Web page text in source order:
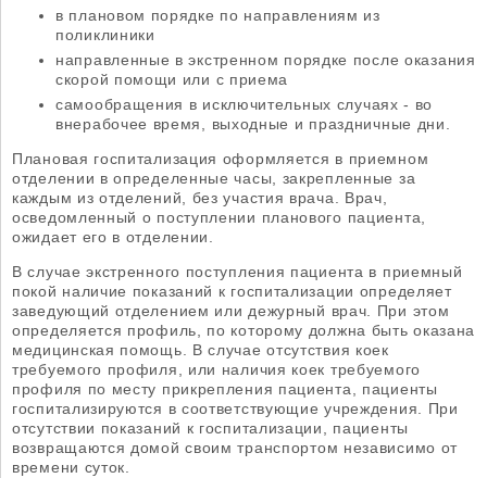
в плановом порядке по направлениям из
поликлиники
направленные в экстренном порядке после оказания
скорой помощи или с приема
самообращения в исключительных случаях - во
внерабочее время, выходные и праздничные дни.
Плановая госпитализация оформляется в приемном
отделении в определенные часы, закрепленные за
каждым из отделений, без участия врача. Врач,
осведомленный о поступлении планового пациента,
ожидает его в отделении.
В случае экстренного поступления пациента в приемный
покой наличие показаний к госпитализации определяет
заведующий отделением или дежурный врач. При этом
определяется профиль, по которому должна быть оказана
медицинская помощь. В случае отсутствия коек
требуемого профиля, или наличия коек требуемого
профиля по месту прикрепления пациента, пациенты
госпитализируются в соответствующие учреждения. При
отсутствии показаний к госпитализации, пациенты
возвращаются домой своим транспортом независимо от
времени суток.